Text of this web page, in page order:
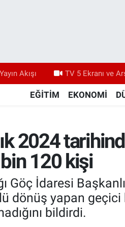
Yayın Akışı TV 5 Ekranı ve
EĞİTİM EKONOMİ
2024
bin 120 kişi
Göç İdaresi
dönüş yapan
bildirdi.